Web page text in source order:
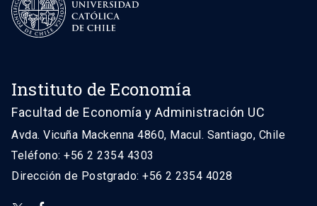
Instituto de Economía
Facultad de Economía y Administración UC
Avda. Vicuña Mackenna 4860, Macul. Santiago, Chile
Teléfono: +56 2 2354 4303
Dirección de Postgrado: +56 2 2354 4028